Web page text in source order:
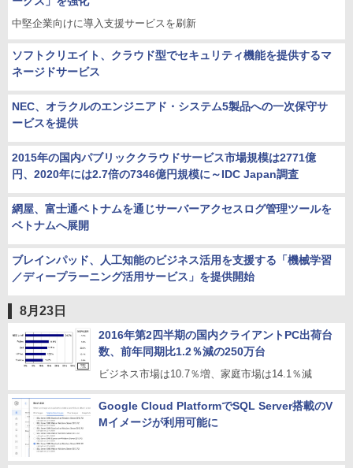
中堅企業向けに導入支援サービスを刷新
ソフトクリエイト、クラウド型でセキュリティ機能を提供するマ
ネージドサービス
NEC、オラクルのエンジニアド・システム5製品への一次保守サ
ービスを提供
2015年の国内パブリッククラウドサービス市場規模は2771億
円、2020年には2.7倍の7346億円規模に～IDC Japan調査
網屋、富士通ベトナムを通じサーバーアクセスログ管理ツールを
ベトナムへ展開
ブレインパッド、人工知能のビジネス活用を支援する「機械学習
／ディープラーニング活用サービス」を提供開始
8月23日
2016年第2四半期の国内クライアントPC出荷台
数、前年同期比1.2％減の250万台
ビジネス市場は10.7％増、家庭市場は14.1％減
Google Cloud PlatformでSQL Server搭載のV
Mイメージが利用可能に